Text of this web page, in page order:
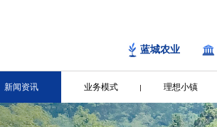
蓝城农业
新闻资讯 业务模式 理想小镇